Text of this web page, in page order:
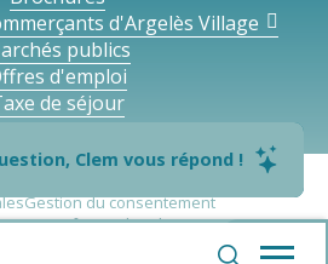
Clem vous répond !
d'Argelès Village
publics
d'emploi
de séjour
Gestion du consentement
: non conformePlan du site